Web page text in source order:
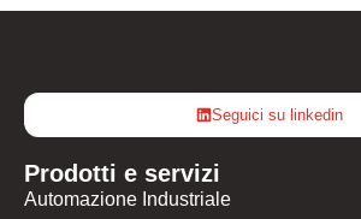
Seguici su linkedin
Prodotti e servizi
Automazione Industriale